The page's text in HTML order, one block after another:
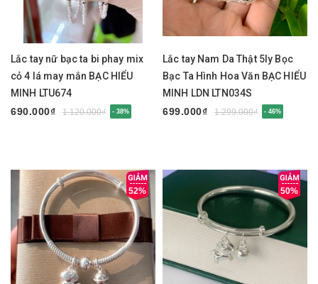
Lắc tay nữ bạc ta bi phay mix
cỏ 4 lá may mắn BẠC HIỂU
MINH LTU674
690.000₫
1.120.000₫ - 38%
Lắc tay Nam Da Thật 5ly Bọc
Bạc Ta Hình Hoa Văn BẠC HIỂU
MINH LDN LTN034S
699.000₫
1.299.000₫ - 46%
52% 50%